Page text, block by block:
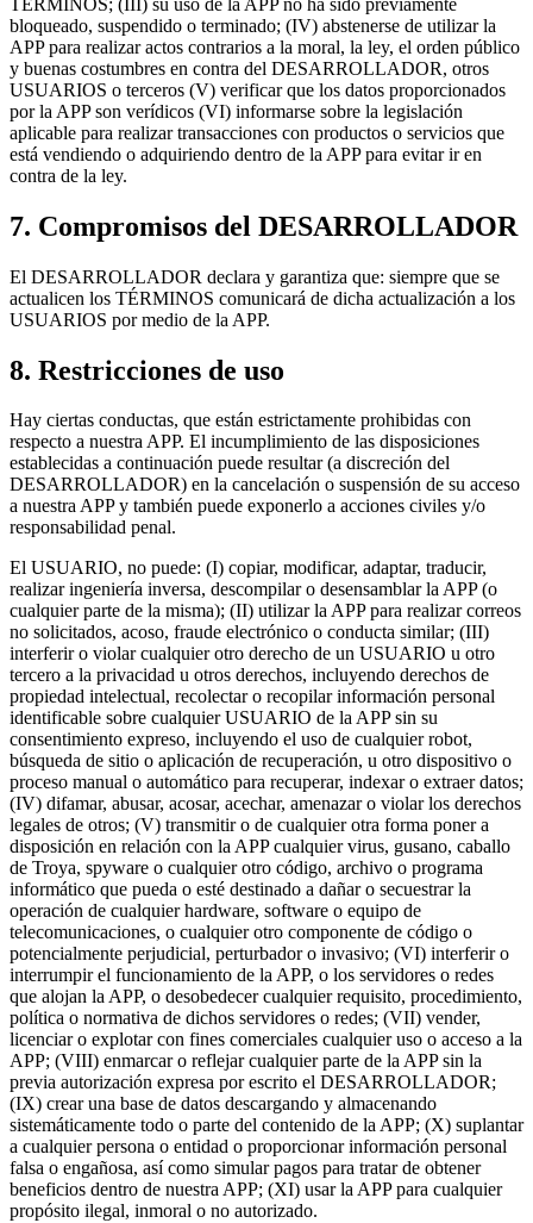
bloqueado, suspendido o terminado; (IV) abstenerse de utilizar la
APP para realizar actos contrarios a la moral, la ley, el orden público
y buenas costumbres en contra del DESARROLLADOR, otros
USUARIOS o terceros (V) verificar que los datos proporcionados
por la APP son verídicos (VI) informarse sobre la legislación
aplicable para realizar transacciones con productos o servicios que
está vendiendo o adquiriendo dentro de la APP para evitar ir en
contra de la ley.
7. Compromisos del DESARROLLADOR
El DESARROLLADOR declara y garantiza que: siempre que se
actualicen los TÉRMINOS comunicará de dicha actualización a los
USUARIOS por medio de la APP.
8. Restricciones de uso
Hay ciertas conductas, que están estrictamente prohibidas con
respecto a nuestra APP. El incumplimiento de las disposiciones
establecidas a continuación puede resultar (a discreción del
DESARROLLADOR) en la cancelación o suspensión de su acceso
a nuestra APP y también puede exponerlo a acciones civiles y/o
responsabilidad penal.
El USUARIO, no puede: (I) copiar, modificar, adaptar, traducir,
realizar ingeniería inversa, descompilar o desensamblar la APP (o
cualquier parte de la misma); (II) utilizar la APP para realizar correos
no solicitados, acoso, fraude electrónico o conducta similar; (III)
interferir o violar cualquier otro derecho de un USUARIO u otro
tercero a la privacidad u otros derechos, incluyendo derechos de
propiedad intelectual, recolectar o recopilar información personal
identificable sobre cualquier USUARIO de la APP sin su
consentimiento expreso, incluyendo el uso de cualquier robot,
búsqueda de sitio o aplicación de recuperación, u otro dispositivo o
proceso manual o automático para recuperar, indexar o extraer datos;
(IV) difamar, abusar, acosar, acechar, amenazar o violar los derechos
legales de otros; (V) transmitir o de cualquier otra forma poner a
disposición en relación con la APP cualquier virus, gusano, caballo
de Troya, spyware o cualquier otro código, archivo o programa
informático que pueda o esté destinado a dañar o secuestrar la
operación de cualquier hardware, software o equipo de
telecomunicaciones, o cualquier otro componente de código o
potencialmente perjudicial, perturbador o invasivo; (VI) interferir o
interrumpir el funcionamiento de la APP, o los servidores o redes
que alojan la APP, o desobedecer cualquier requisito, procedimiento,
política o normativa de dichos servidores o redes; (VII) vender,
licenciar o explotar con fines comerciales cualquier uso o acceso a la
APP; (VIII) enmarcar o reflejar cualquier parte de la APP sin la
previa autorización expresa por escrito el DESARROLLADOR;
(IX) crear una base de datos descargando y almacenando
sistemáticamente todo o parte del contenido de la APP; (X) suplantar
a cualquier persona o entidad o proporcionar información personal
falsa o engañosa, así como simular pagos para tratar de obtener
beneficios dentro de nuestra APP; (XI) usar la APP para cualquier
propósito ilegal, inmoral o no autorizado.